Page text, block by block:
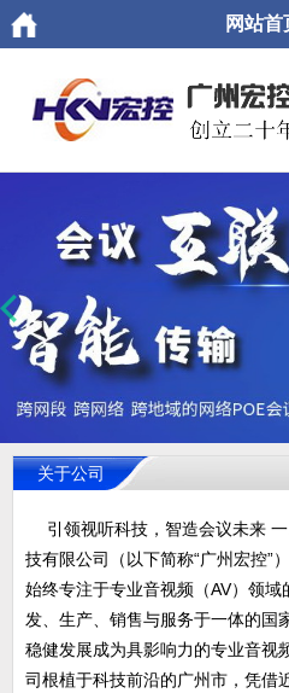
网站首
关于公司
引领视听科技，智造会议未来
技有限公司（以下简称“广州宏控”
始终专注于专业音视频（AV）领
发、生产、销售与服务于一体的国
稳健发展成为具影响力的专业音视
司根植于科技前沿的广州市，凭借